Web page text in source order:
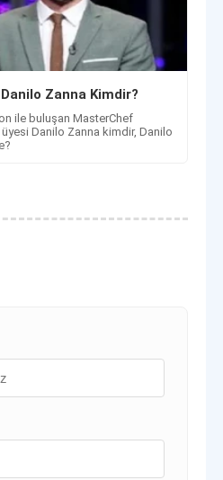
Zanna Kimdir?
ile buluşan MasterChef
Danilo Zanna kimdir, Danilo